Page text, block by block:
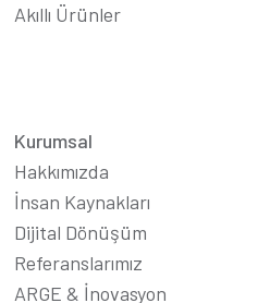
Akıllı Ürünler
Kurumsal
Hakkımızda
İnsan Kaynakları
Dijital Dönüşüm
Referanslarımız
ARGE & İnovasyon